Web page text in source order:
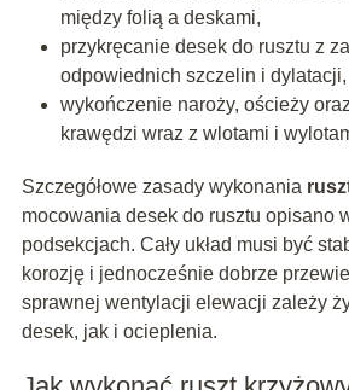
między folią a deskami,
przykręcanie desek do rusztu z
odpowiednich szczelin i dylatacji,
wykończenie naroży, ościeży
krawędzi wraz z wlotami i
Szczegółowe zasady wykonania
mocowania desek do rusztu opisano
podsekcjach. Cały układ musi być
korozję i jednocześnie dobrze
sprawnej wentylacji elewacji zależy
desek, jak i ocieplenia.